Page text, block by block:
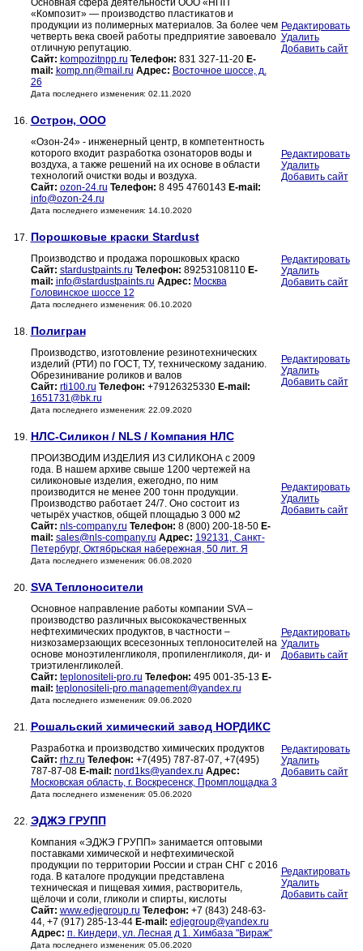
Основная сфера деятельности ООО «НПП
«Композит» — производство пластикатов и
продукции из полимерных материалов. За более чем
четверть века своей работы предприятие завоевало
отличную репутацию.
Сайт: kompozitnpp.ru Телефон: 831 327-11-20 E-
mail: komp.nn@mail.ru Адрес: Восточное шоссе, д.
26
Дата последнего изменения: 02.11.2020
Редактировать
Удалить
Добавить сайт
16. Острон, ООО
«Озон-24» - инженерный центр, в компетентность
которого входит разработка озонаторов воды и
воздуха, а также решений на их основе в области
технологий очистки воды и воздуха.
Сайт: ozon-24.ru Телефон: 8 495 4760143 E-mail:
info@ozon-24.ru
Дата последнего изменения: 14.10.2020
Редактировать
Удалить
Добавить сайт
17. Порошковые краски Stardust
Производство и продажа порошковых краско
Сайт: stardustpaints.ru Телефон: 89253108110 E-
mail: info@stardustpaints.ru Адрес: Москва
Головинское шоссе 12
Дата последнего изменения: 06.10.2020
Редактировать
Удалить
Добавить сайт
18. Полигран
Производство, изготовление резинотехнических
изделий (РТИ) по ГОСТ, ТУ, техническому заданию.
Обрезинивание роликов и валов
Сайт: rti100.ru Телефон: +79126325330 E-mail:
1651731@bk.ru
Дата последнего изменения: 22.09.2020
Редактировать
Удалить
Добавить сайт
19. НЛС-Силикон / NLS / Компания НЛС
ПРОИЗВОДИМ ИЗДЕЛИЯ ИЗ СИЛИКОНА с 2009
года. В нашем архиве свыше 1200 чертежей на
силиконовые изделия, ежегодно, по ним
производится не менее 200 тонн продукции.
Производство работает 24/7. Оно состоит из
четырёх участков, общей площадью 3 000 м2
Сайт: nls-company.ru Телефон: 8 (800) 200-18-50 E-
mail: sales@nls-company.ru Адрес: 192131, Санкт-
Петербург, Октябрьская набережная, 50 лит. Я
Дата последнего изменения: 06.08.2020
Редактировать
Удалить
Добавить сайт
20. SVA Теплоносители
Основное направление работы компании SVA –
производство различных высококачественных
нефтехимических продуктов, в частности –
низкозамерзающих всесезонных теплоносителей на
основе моноэтиленгликоля, пропиленгликоля, ди- и
триэтиленгликолей.
Сайт: teplonositeli-pro.ru Телефон: 495 001-35-13 E-
mail: teplonositeli-pro.management@yandex.ru
Дата последнего изменения: 09.06.2020
Редактировать
Удалить
Добавить сайт
21. Рошальский химический завод НОРДИКС
Разработка и производство химических продуктов
Сайт: rhz.ru Телефон: +7(495) 787-87-07, +7(495)
787-87-08 E-mail: nord1ks@yandex.ru Адрес:
Московская область, г. Воскресенск, Промплощадка 3
Дата последнего изменения: 05.06.2020
Редактировать
Удалить
Добавить сайт
22. ЭДЖЭ ГРУПП
Компания «ЭДЖЭ ГРУПП» занимается оптовыми
поставками химической и нефтехимической
продукции по территории России и стран СНГ с 2016
года. В каталоге продукции представлена
техническая и пищевая химия, растворитель,
щёлочи и соли, гликоли и спирты, кислоты
Сайт: www.edjegroup.ru Телефон: +7 (843) 248-63-
44, +7 (917) 285-13-44 E-mail: edjegroup@yandex.ru
Адрес: п. Киндери, ул. Лесная д 1. Химбаза "Вираж"
Дата последнего изменения: 05.06.2020
Редактировать
Удалить
Добавить сайт